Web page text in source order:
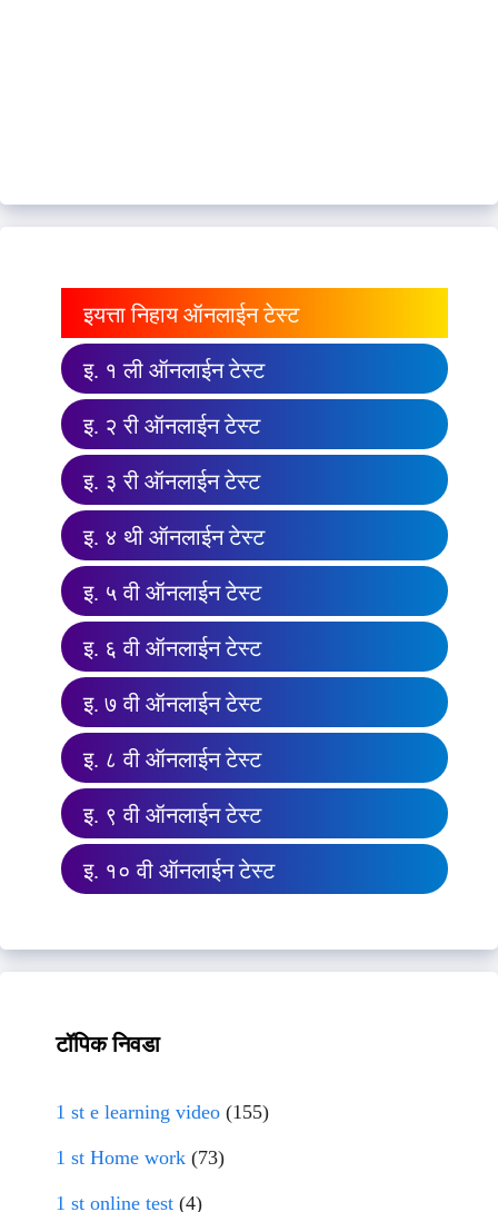
इयत्ता निहाय ऑनलाईन टेस्ट
इ. १ ली ऑनलाईन टेस्ट
इ. २ री ऑनलाईन टेस्ट
इ. ३ री ऑनलाईन टेस्ट
इ. ४ थी ऑनलाईन टेस्ट
इ. ५ वी ऑनलाईन टेस्ट
इ. ६ वी ऑनलाईन टेस्ट
इ. ७ वी ऑनलाईन टेस्ट
इ. ८ वी ऑनलाईन टेस्ट
इ. ९ वी ऑनलाईन टेस्ट
इ. १० वी ऑनलाईन टेस्ट
टॉपिक निवडा
1 st e learning video (155)
1 st Home work (73)
1 st online test (4)